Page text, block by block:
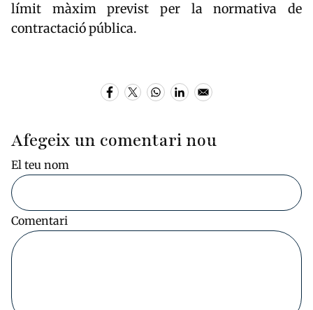
límit màxim previst per la normativa de
contractació pública.
Afegeix un comentari nou
El teu nom
Comentari